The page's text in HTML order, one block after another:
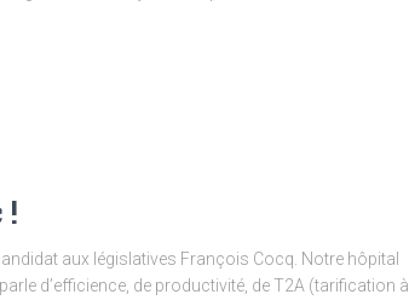
!
aux législatives François Cocq. Notre hôpital
d’efficience, de productivité, de T2A (tarification à